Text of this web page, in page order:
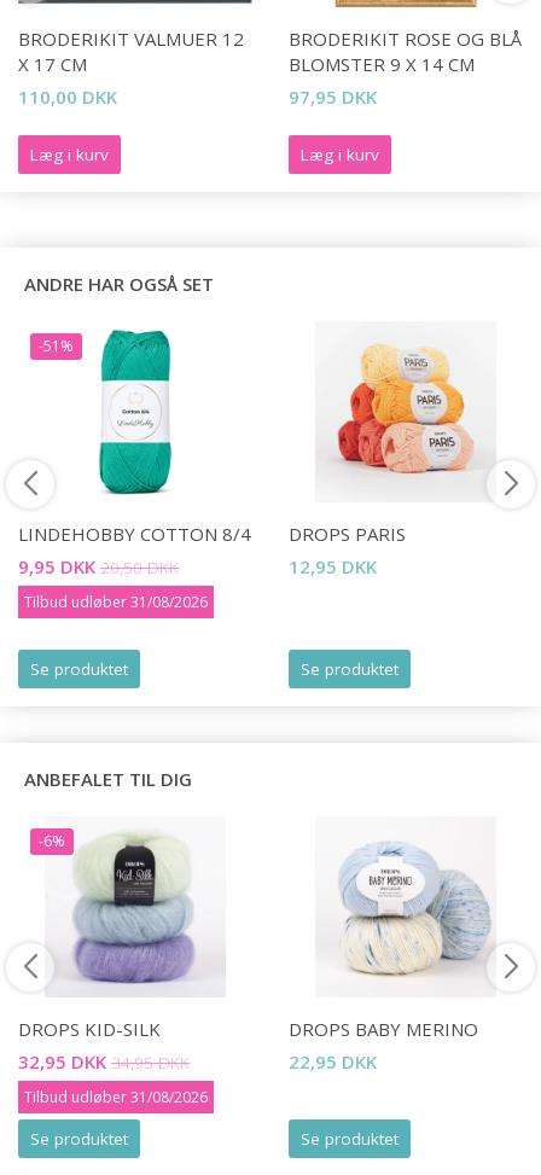
BRODERIKIT VALMUER 12
X 17 CM
110,00 DKK
Læg i kurv
BRODERIKIT ROSE OG BLÅ
BLOMSTER 9 X 14 CM
97,95 DKK
Læg i kurv
ANDRE HAR OGSÅ SET
-51%
LINDEHOBBY COTTON 8/4
9,95 DKK 20,50 DKK
Tilbud udløber 31/08/2026
Se produktet
DROPS PARIS
12,95 DKK
Se produktet
ANBEFALET TIL DIG
-6%
DROPS KID-SILK
32,95 DKK 34,95 DKK
Tilbud udløber 31/08/2026
Se produktet
DROPS BABY MERINO
22,95 DKK
Se produktet